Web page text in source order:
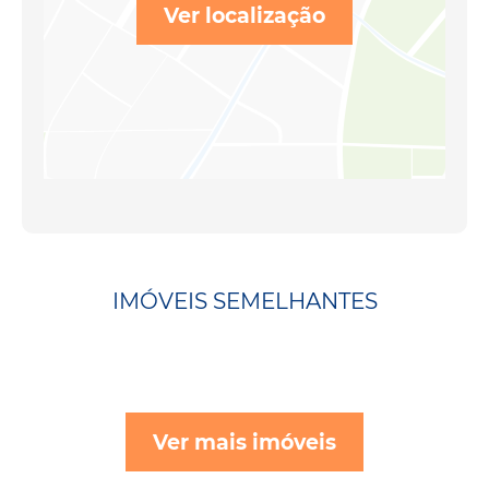
Ver localização
IMÓVEIS SEMELHANTES
Ver mais imóveis